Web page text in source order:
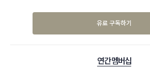
유료 구독하기
연간 멤버십